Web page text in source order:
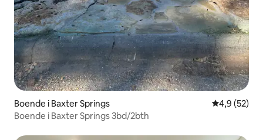
Boende i Baxter Springs 4,9 av 5 i
4,9 (52)
Boende i Baxter Springs 3bd/2bth